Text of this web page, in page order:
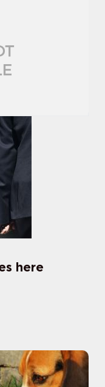
here